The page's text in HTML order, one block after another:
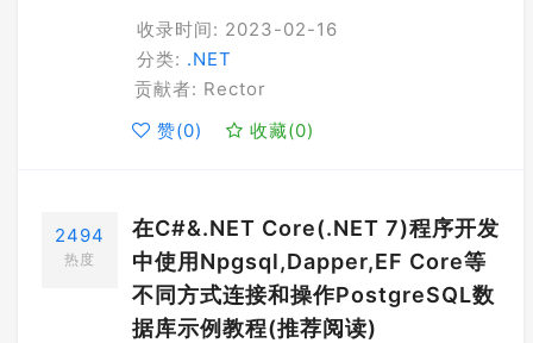
收录时间: 2023-02-16
分类: .NET
贡献者: Rector
赞(0) 收藏(0)
2494
热度
在C#&.NET Core(.NET 7)程序开发
中使用Npgsql,Dapper,EF Core等
不同方式连接和操作PostgreSQL数
据库示例教程(推荐阅读)